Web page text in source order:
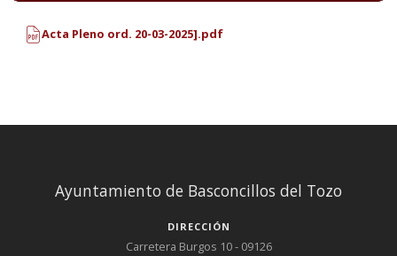
Acta Pleno ord. 20-03-2025].pdf
Ayuntamiento de Basconcillos del Tozo
DIRECCIÓN
Carretera Burgos 10 - 09126